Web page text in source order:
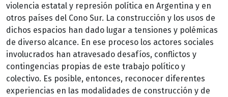
violencia estatal y represión política en Argentina y en
otros países del Cono Sur. La construcción y los usos de
dichos espacios han dado lugar a tensiones y polémicas
de diverso alcance. En ese proceso los actores sociales
involucrados han atravesado desafíos, conflictos y
contingencias propias de este trabajo político y
colectivo. Es posible, entonces, reconocer diferentes
experiencias en las modalidades de construcción y de